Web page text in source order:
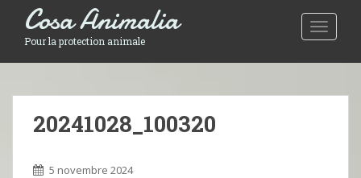
Toggle
Cosa Animalia
Pour la protection animale
20241028_100320
5 novembre 2024